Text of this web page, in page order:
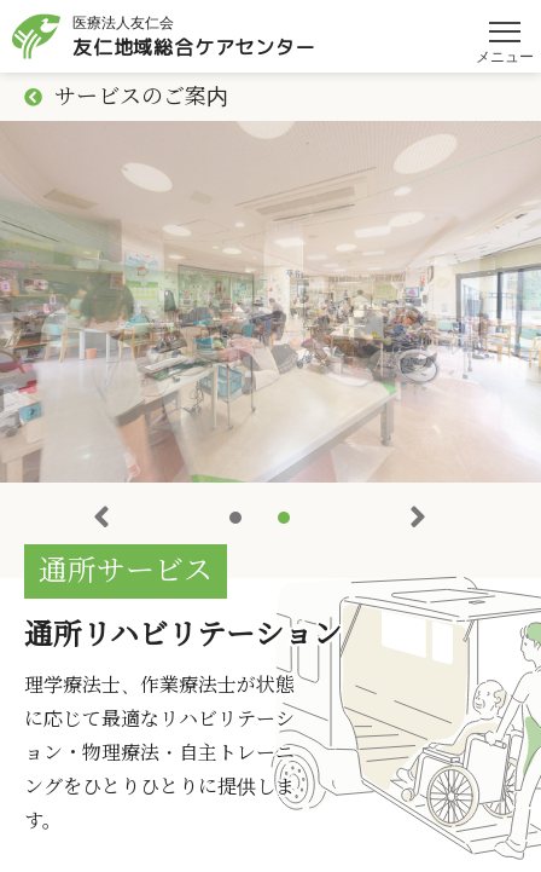
メニュー
医療法人友仁会
友仁地域総合ケアセンター
サービスのご案内
通所サービス
通所リハビリテーション
理学療法士、作業療法士が状態
に応じて最適なリハビリテーシ
ョン・物理療法・自主トレーニ
ングをひとりひとりに提供しま
す。